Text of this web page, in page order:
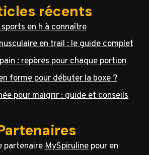
récents
en h à connaître
en trail : le guide complet
: repères pour chaque portion
forme pour débuter la boxe ?
pour maigrir : guide et conseils
partenaireMySpirulinepour en